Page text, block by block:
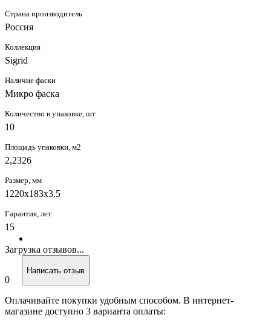
Страна производитель
Россия
Коллекция
Sigrid
Наличие фаски
Микро фаска
Количество в упаковке, шт
10
Площадь упаковки, м2
2,2326
Размер, мм
1220х183х3.5
Гарантия, лет
15
Загрузка отзывов...
0
Написать отзыв
Оплачивайте покупки удобным способом. В интернет-
магазине доступно 3 варианта оплаты: